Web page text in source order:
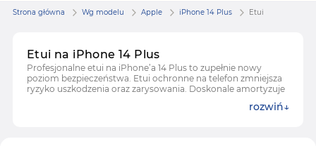
Etui na iPhone 14 Plus
Profesjonalne etui na iPhone’a 14 Plus to zupełnie nowy
poziom bezpieczeństwa. Etui ochronne na telefon zmniejsza
ryzyko uszkodzenia oraz zarysowania. Doskonale amortyzuje
folie i szkła ochronne na Apple iPhone 14 Plus
rozwiń
Strona główna Wg modelu Apple iPhone 14 Plus Etui